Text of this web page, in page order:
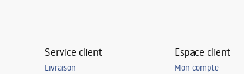
Service client
Livraison
Espace client
Mon compte